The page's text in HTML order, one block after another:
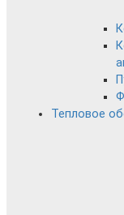
Тепловое